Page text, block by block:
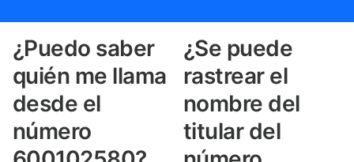
¿Puedo saber
quién me llama
desde el
número
¿Se puede
rastrear el
nombre del
titular del